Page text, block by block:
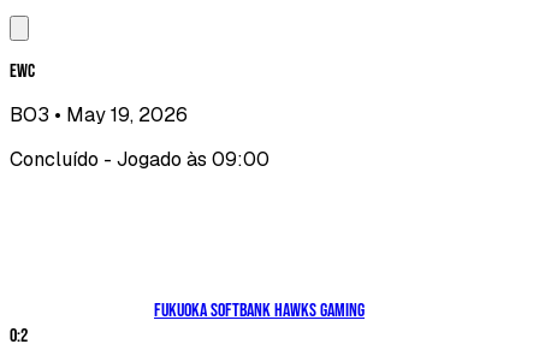
EWC
BO3 • May 19, 2026
Concluído - Jogado às 09:00
Fukuoka SoftBank HAWKS gaming
0:2